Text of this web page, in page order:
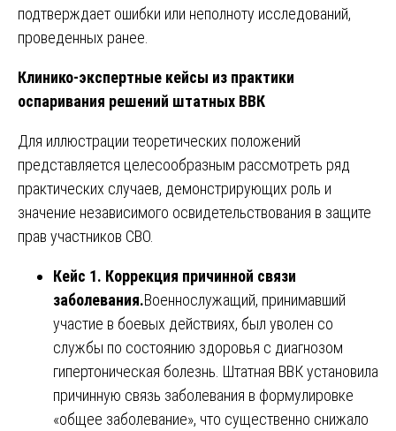
подтверждает ошибки или неполноту исследований,
проведенных ранее.
Клинико-экспертные кейсы из практики
оспаривания решений штатных ВВК
Для иллюстрации теоретических положений
представляется целесообразным рассмотреть ряд
практических случаев, демонстрирующих роль и
значение независимого освидетельствования в защите
прав участников СВО.
Кейс 1. Коррекция причинной связи
заболевания.Военнослужащий, принимавший
участие в боевых действиях, был уволен со
службы по состоянию здоровья с диагнозом
гипертоническая болезнь. Штатная ВВК установила
причинную связь заболевания в формулировке
«общее заболевание», что существенно снижало